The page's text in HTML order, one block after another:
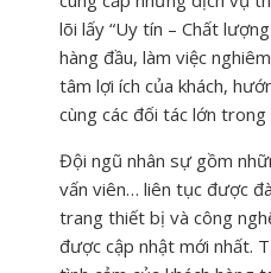
lõi lấy “Uy tín – Chất
hàng đầu, làm việc
tâm lợi ích của khách,
cùng các đối tác lớn
Đội ngũ nhân sự gồm
vấn viên… liên tục được
trang thiết bị và công
được cập nhật mới nhất.